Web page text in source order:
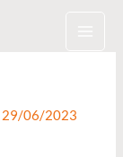
29/06/2023